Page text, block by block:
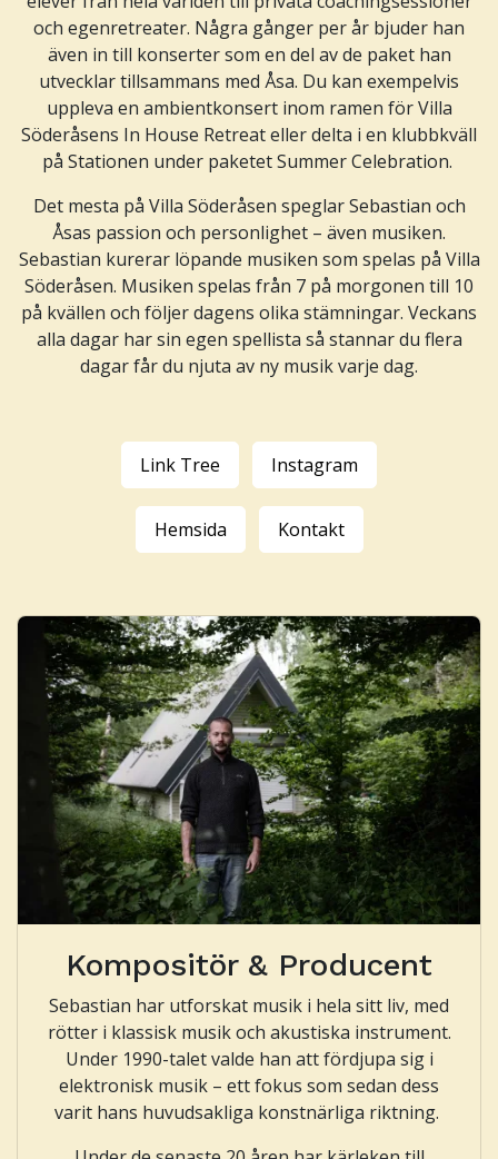
och egenretreater. Några gånger per år bjuder han
även in till konserter som en del av de paket han
utvecklar tillsammans med Åsa. Du kan exempelvis
uppleva en ambientkonsert inom ramen för Villa
Söderåsens In House Retreat eller delta i en klubbkväll
på Stationen under paketet Summer Celebration.
Det mesta på Villa Söderåsen speglar Sebastian och
Åsas passion och personlighet – även musiken.
Sebastian kurerar löpande musiken som spelas på Villa
Söderåsen. Musiken spelas från 7 på morgonen till 10
på kvällen och följer dagens olika stämningar. Veckans
alla dagar har sin egen spellista så stannar du flera
dagar får du njuta av ny musik varje dag.
Link Tree Instagram
Hemsida Kontakt
Kompositör & Producent
Sebastian har utforskat musik i hela sitt liv, med
rötter i klassisk musik och akustiska instrument.
Under 1990-talet valde han att fördjupa sig i
elektronisk musik – ett fokus som sedan dess
varit hans huvudsakliga konstnärliga riktning.